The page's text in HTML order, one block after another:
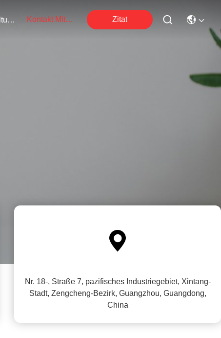
Veranstaltungen Kontakt Mit Uns Zitat

Nr. 18-, Straße 7, pazifisches Industriegebiet, Xintang-
Stadt, Zengcheng-Bezirk, Guangzhou, Guangdong,
China